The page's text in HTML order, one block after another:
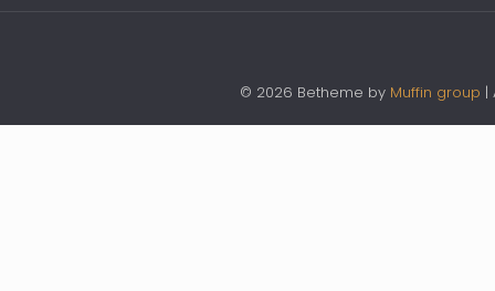
© 2026 Betheme by Muffin group |